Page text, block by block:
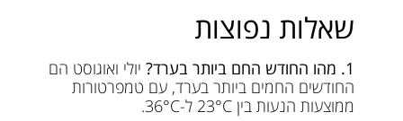
שאלות נפוצות
1. מהו החודש החם ביותר בערד?
יולי ואוגוסט הם
החודשים החמים ביותר בערד, עם טמפרטורות
ממוצעות הנעות בין 23°C ל-36°C.